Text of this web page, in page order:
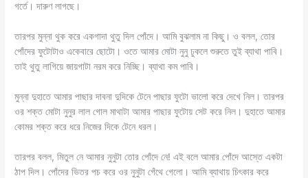
গর্তে। দারুণ লাগছে।
তারপর মুন্না থুক করে একগাদা থুতু দিল পোঁদে। আমি বুঝলাম না কিছু। ও বলল, তোর
পোঁদের ফুটোটাও একেবারে ছোটো। ওতে আমার মোটা নুনু ঢুকলে শুরুতে তুই ব্যাথা পাবি।
তাই থুতু লাগিয়ে জায়গাটা নরম করে নিচ্ছি। ব্যাথা কম পাবি।
মুন্না দুহাতে আমার পাছার দাবনা দুদিকে টেনে পাছার ফুটো ভালো করে দেখে নিল। তারপর
ওর শক্ত মোটা নুনুর লাল গোল মাথাটা আমার পাছার ফুটোয় সেট করে নিল। দুহাতে আমার
কোমর শক্ত করে ধরে নিজের দিকে টেনে ধরল।
তারপর বলল, মিতুল নে আমার নুনুটা তোর পোঁদে নে! এই বলে আমার পোঁদে আস্তে একটা
ঠাপ দিল। পোঁদের ভিতর পচ করে ওর নুনুটা গেঁথে গেলো। আমি ব্যাথায় চিৎকার করে